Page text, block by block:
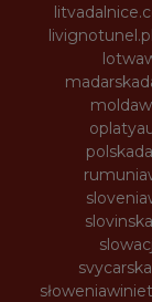
livignotunel.pl